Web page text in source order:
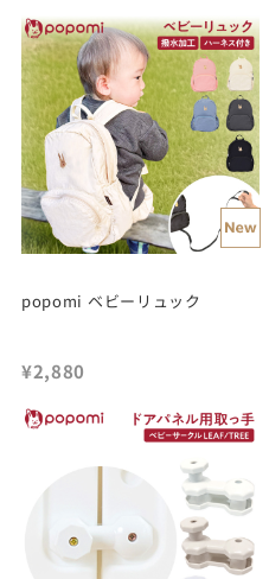
popomi ベビーリュック
¥2,880